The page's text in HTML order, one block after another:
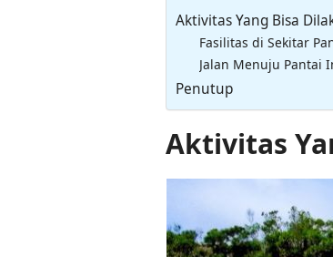
Aktivitas Yang Bisa
Fasilitas di Sekitar
Jalan Menuju Pantai
Penutup
Aktivitas